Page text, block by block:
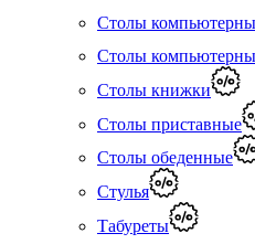
Столы
Столы
Столы книжки
Столы приставные
Столы обеденные
Стулья
Табуреты